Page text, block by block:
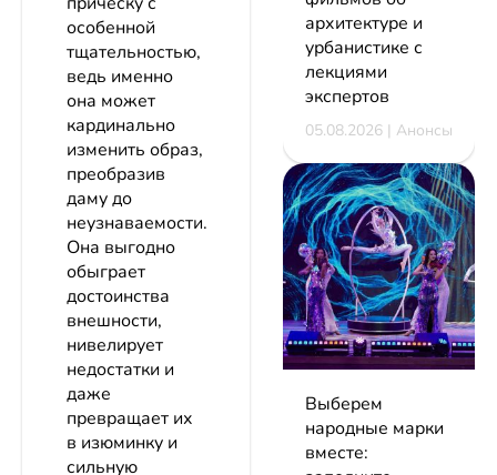
особенной
тщательностью,
ведь именно
она может
кардинально
изменить образ,
преобразив
даму до
неузнаваемости.
Она выгодно
обыграет
достоинства
внешности,
нивелирует
недостатки и
даже
превращает их
в изюминку и
сильную
архитектуре и
урбанистике с
лекциями
экспертов
05.08.2026 | Анонсы
Выберем
народные марки
вместе: